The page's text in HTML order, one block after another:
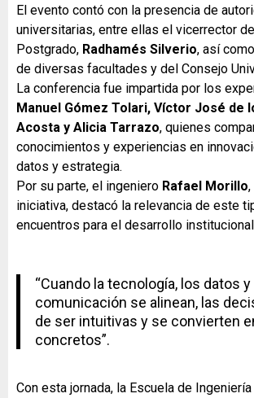
El evento contó con la presencia de
universitarias, entre ellas el vicerrector
Postgrado, Radhamés Silverio, así
de diversas facultades y del Consejo
La conferencia fue impartida por los
Manuel Gómez Tolari, Víctor José de
Acosta y Alicia Tarrazo, quienes
conocimientos y experiencias en
datos y estrategia.
Por su parte, el ingeniero Rafael Morillo
iniciativa, destacó la relevancia de este
encuentros para el desarrollo
“Cuando la tecnología, los datos y
comunicación se alinean, las
de ser intuitivas y se convierten
concretos”.
Con esta jornada, la Escuela de